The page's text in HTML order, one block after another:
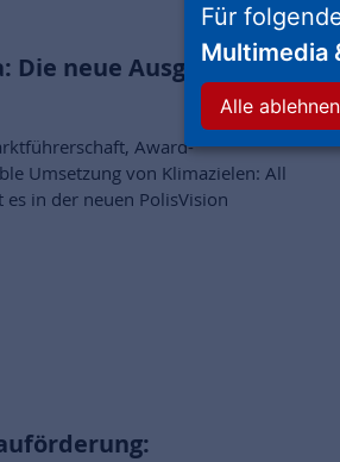
Die neue Ausgabe der
Award-
Umsetzung von Klimazielen: All
in der neuen PolisVision
Für
Multimedia
Alle ablehnen